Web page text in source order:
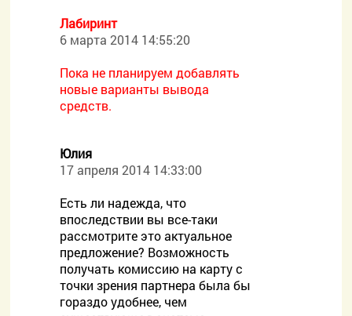
Лабиринт
6 марта 2014 14:55:20
Пока не планируем добавлять
новые варианты вывода
средств.
Юлия
17 апреля 2014 14:33:00
Есть ли надежда, что
впоследствии вы все-таки
рассмотрите это актуальное
предложение? Возможность
получать комиссию на карту с
точки зрения партнера была бы
гораздо удобнее, чем